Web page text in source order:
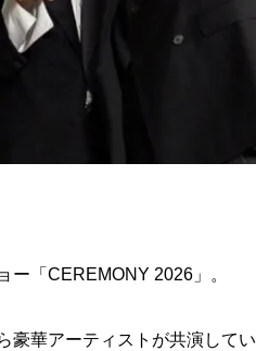
「CEREMONY 2026」。
豪華アーティストが共演してい